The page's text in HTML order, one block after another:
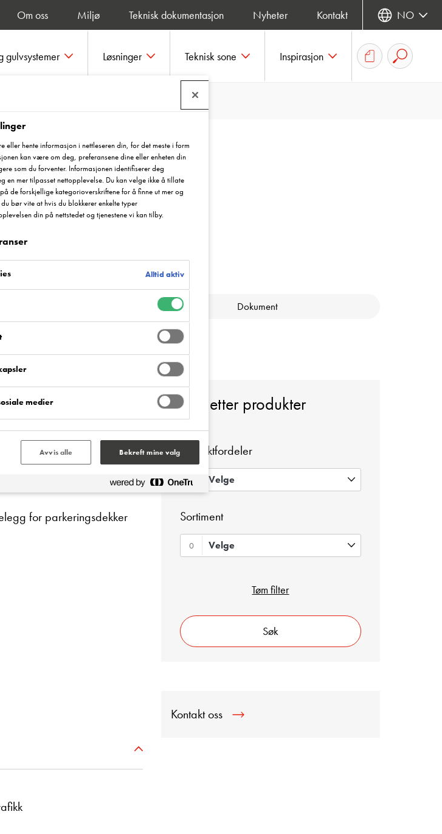
gulvsystemer Løsninger Teknisk sone Inspirasjon
Om oss Miljø Teknisk dokumentasjon Nyheter Kontakt NO
Dokument
Søk etter produkter
Produktfordeler
0 Velge
Sortiment
0 Velge
Tøm filter
Søk
Kontakt oss
som brukes som
for parkeringsdekker
eller hente informasjon i nettleseren din, for det meste i form
kan være om deg, preferansene dine eller enheten din
som du forventer. Informasjonen identifiserer deg
en mer tilpasset nettopplevelse. Du kan velge ikke å tillate
de forskjellige kategorioverskriftene for å finne ut mer og
bør vite at hvis du blokkerer enkelte typer
din på nettstedet og tjenestene vi kan tilby.
Alltid aktiv
medier
Avvis alle Bekreft mine valg